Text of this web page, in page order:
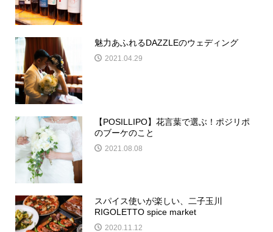
魅力あふれるDAZZLEのウェディング
2021.04.29
【POSILLIPO】花言葉で選ぶ！ポジリポ
のブーケのこと
2021.08.08
スパイス使いが楽しい、二子玉川
RIGOLETTO spice market
2020.11.12